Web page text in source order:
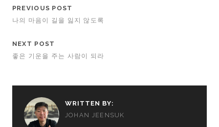
PREVIOUS POST
나의 마음이 길을 잃지 않도록
NEXT POST
좋은 기운을 주는 사람이 되라
WRITTEN BY:
JOHAN JEENSUK